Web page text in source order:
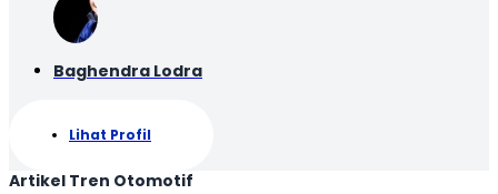
Baghendra Lodra
Lihat Profil
Artikel Tren Otomotif